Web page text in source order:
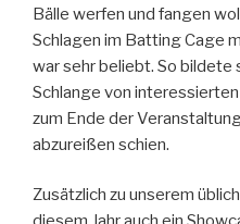
Bälle werfen und fangen
Schlagen im Batting Cage
war sehr beliebt. So bildete
Schlange von
zum Ende der
abzureißen schien.
Zusätzlich zu unserem